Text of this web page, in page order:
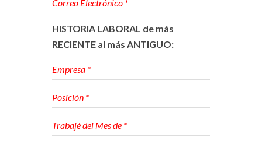
HISTORIA LABORAL de más
RECIENTE al más ANTIGUO: